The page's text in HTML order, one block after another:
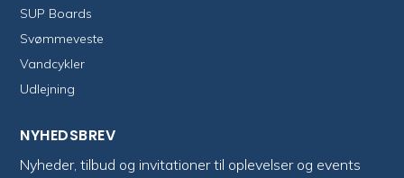
SUP Boards
Svømmeveste
Vandcykler
Udlejning
NYHEDSBREV
Nyheder, tilbud og invitationer til oplevelser og events